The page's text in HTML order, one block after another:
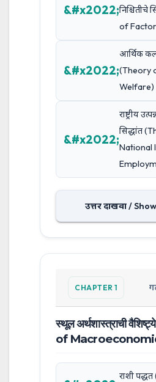
निश्चितीचे
of
आर्थिक
(Theory
Welfare)
राष्ट्रीय
सिद्धांत
National
उत्तर दाखवा /
CHAPTER 1
स्थूल अर्थशास्त्राची
of
राशी